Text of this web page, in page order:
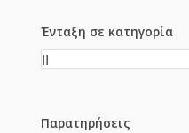
Ένταξη σε κατηγορία
Παρατηρήσεις